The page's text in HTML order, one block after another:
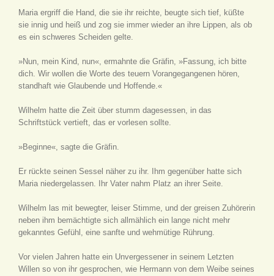
Maria ergriff die Hand, die sie ihr reichte, beugte sich tief, küßte
sie innig und heiß und zog sie immer wieder an ihre Lippen, als ob
es ein schweres Scheiden gelte.
»Nun, mein Kind, nun«, ermahnte die Gräfin, »Fassung, ich bitte
dich. Wir wollen die Worte des teuern Vorangegangenen hören,
standhaft wie Glaubende und Hoffende.«
Wilhelm hatte die Zeit über stumm dagesessen, in das
Schriftstück vertieft, das er vorlesen sollte.
»Beginne«, sagte die Gräfin.
Er rückte seinen Sessel näher zu ihr. Ihm gegenüber hatte sich
Maria niedergelassen. Ihr Vater nahm Platz an ihrer Seite.
Wilhelm las mit bewegter, leiser Stimme, und der greisen Zuhörerin
neben ihm bemächtigte sich allmählich ein lange nicht mehr
gekanntes Gefühl, eine sanfte und wehmütige Rührung.
Vor vielen Jahren hatte ein Unvergessener in seinem Letzten
Willen so von ihr gesprochen, wie Hermann von dem Weibe seines